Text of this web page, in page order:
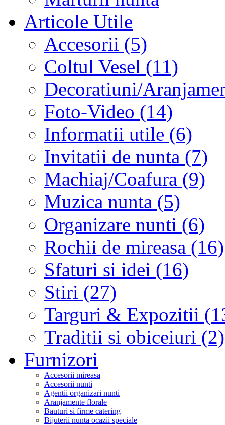
Articole Utile
Accesorii (5)
Coltul Vesel (11)
Decoratiuni/
Foto-Video (14)
Informatii utile (6)
Invitatii de nunta (7)
Machiaj/Coafura (9)
Muzica nunta (5)
Organizare nunti (6)
Rochii de mireasa (16)
Sfaturi si idei (16)
Stiri (27)
Targuri & Expozitii
Traditii si obiceiuri (2)
Furnizori
Accesorii mireasa
Accesorii nunti
Agentii organizari nunti
Aranjamente florale
Bauturi si firme catering
Bijuterii nunta ocazii speciale